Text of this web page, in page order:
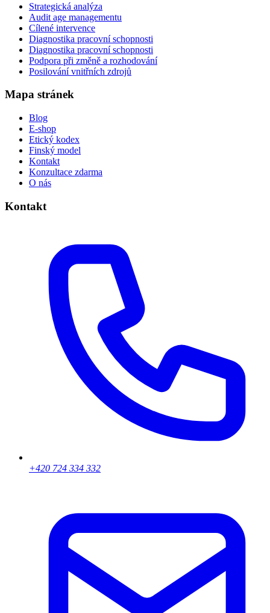
Strategická analýza
Audit age managementu
Cílené intervence
Diagnostika pracovní schopnosti
Diagnostika pracovní schopnosti
Podpora při změně a rozhodování
Posilování vnitřních zdrojů
Mapa stránek
Blog
E-shop
Etický kodex
Finský model
Kontakt
Konzultace zdarma
O nás
Kontakt
+420 724 334 332